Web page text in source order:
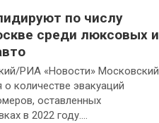
по числу
среди люксовых и
РИА «Новости» Московский
количестве эвакуаций
оставленных
в 2022 году.…